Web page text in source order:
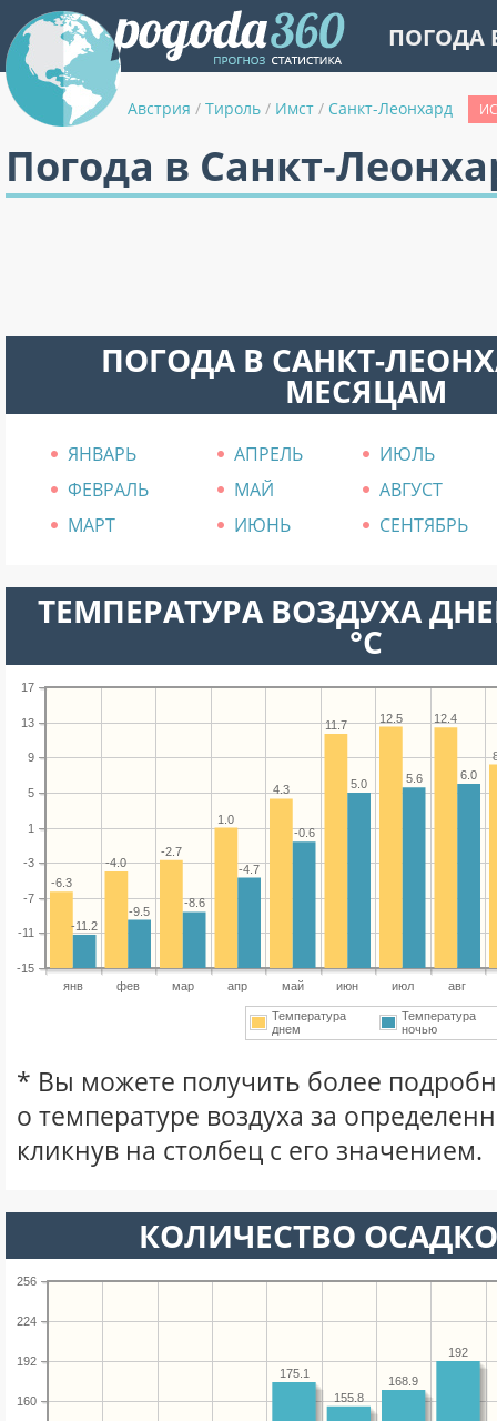
ПОГОДА
Австрия / Тироль / Имст / Санкт-Леонхард
Погода в Санкт-
ПОГОДА В САНКТ-
МЕСЯЦАМ
ЯНВАРЬ АПРЕЛЬ
ИЮЛЬ
ФЕВРАЛЬ
МАЙ
АВГУСТ
МАРТ
ИЮНЬ СЕНТЯБРЬ
ТЕМПЕРАТУРА ВОЗДУХА
°C
янв фев мар апр май июн июл авг
-15
-11
-7
-3
1
5
9
13
17
12.4
12.5
11.7
4.3
1.0
-2.7
-4.0
-6.3
6.0
5.6
5.0
-0.6
-4.7
-8.6
-9.5
-11.2
Температура
днем
Температура
ночью
* Вы можете получить более
о температуре воздуха за
кликнув на столбец с его значением.
КОЛИЧЕСТВО
160
192
224
256
192
168.9
155.8
175.1